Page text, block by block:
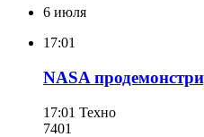
6 июля
17:01
NASA
17:01 Техно
7401